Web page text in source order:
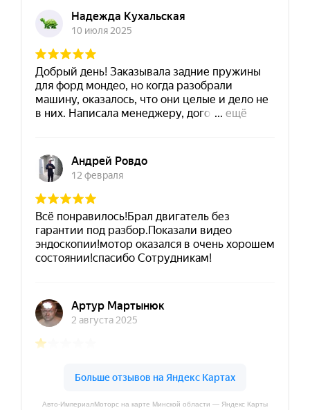
Авто-ИмпериалМоторс на карте Минской области — Яндекс Карты